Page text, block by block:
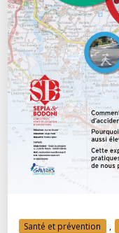
Santé et prévention ,